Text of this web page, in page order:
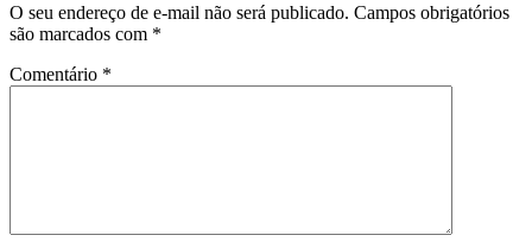
O seu endereço de e-mail não será publicado. Campos obrigatórios
são marcados com *
Comentário *